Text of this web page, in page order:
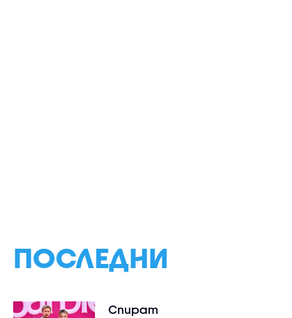
ПОСЛЕДНИ
Спират